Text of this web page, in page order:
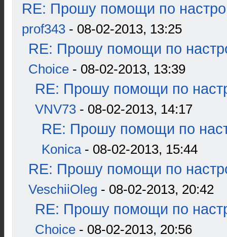
RE: Прошу помощи по
prof343 - 08-02-2013, 13:25
RE: Прошу помощи по
Choice - 08-02-2013, 13:39
RE: Прошу помощи по
VNV73 - 08-02-2013, 14:17
RE: Прошу помощи по
Konica- 08-02-2013, 15:44
RE: Прошу помощи по
VeschiiOleg - 08-02-2013, 20:42
RE: Прошу помощи по
Choice - 08-02-2013, 20:56